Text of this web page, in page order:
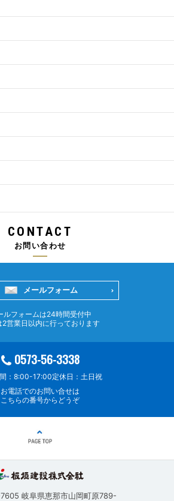
CONTACT
お問い合わせ
メールフォーム
ルフォームは24時間受付中
2営業日以内に行っております
0573-56-3338
：8:00-17:00定休日：土日祝
お電話でのお問い合せは
こちらの番号からどうぞ
岐阜県恵那市山岡町原789-